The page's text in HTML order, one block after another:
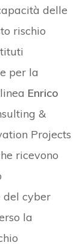
delle
rischio
per la
Enrico
&
Projects
ricevono
del cyber
la